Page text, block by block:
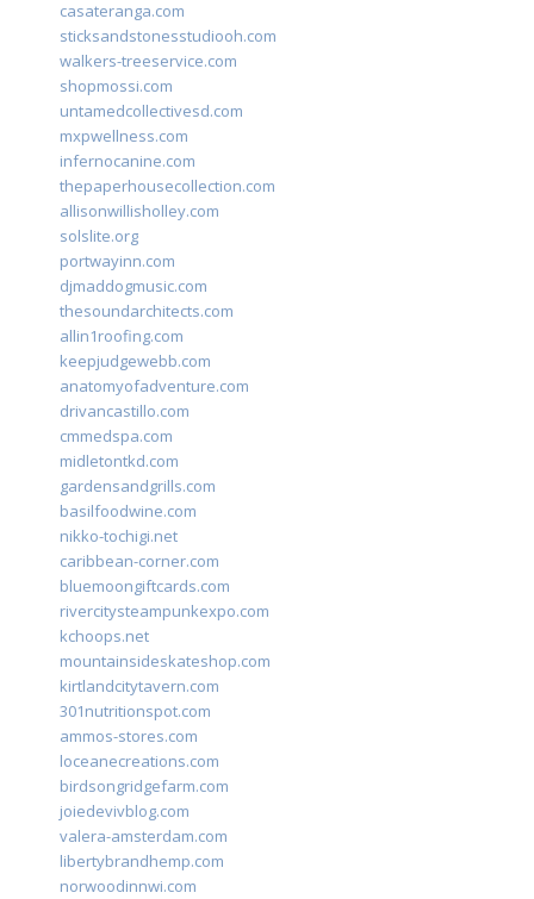
casateranga.com
sticksandstonesstudiooh.com
walkers-treeservice.com
shopmossi.com
untamedcollectivesd.com
mxpwellness.com
infernocanine.com
thepaperhousecollection.com
allisonwillisholley.com
solslite.org
portwayinn.com
djmaddogmusic.com
thesoundarchitects.com
allin1roofing.com
keepjudgewebb.com
anatomyofadventure.com
drivancastillo.com
cmmedspa.com
midletontkd.com
gardensandgrills.com
basilfoodwine.com
nikko-tochigi.net
caribbean-corner.com
bluemoongiftcards.com
rivercitysteampunkexpo.com
kchoops.net
mountainsideskateshop.com
kirtlandcitytavern.com
301nutritionspot.com
ammos-stores.com
loceanecreations.com
birdsongridgefarm.com
joiedevivblog.com
valera-amsterdam.com
libertybrandhemp.com
norwoodinnwi.com